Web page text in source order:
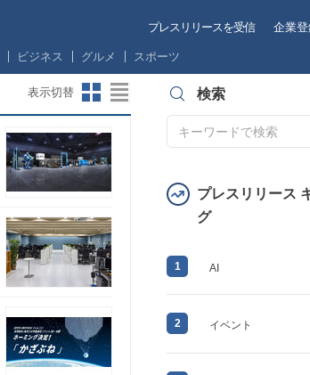
プレスリリースを受信 企業
ビジネス グルメ スポーツ
表示切替 検索
プレスリリース
グ
1 AI
2 イベント